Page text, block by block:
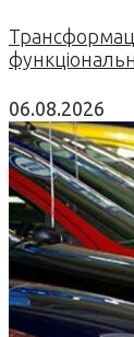
06.08.2026